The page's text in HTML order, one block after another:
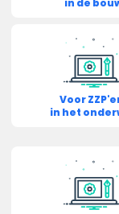
Voor
in het